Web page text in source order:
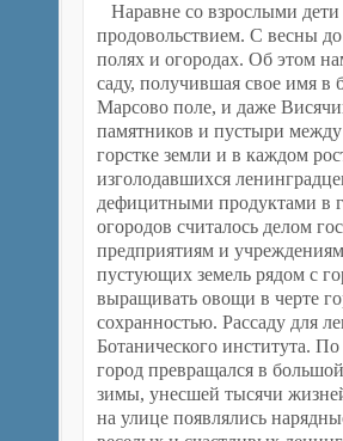
Наравне со взрослыми
продовольствием. С весны
полях и огородах. Об этом
саду, получившая свое имя
Марсово поле, и даже
памятников и пустыри
горстке земли и в каждом
изголодавшихся
дефицитными продуктами в
огородов считалось делом
предприятиям и
пустующих земель рядом с
выращивать овощи в черте
сохранностью. Рассаду для
Ботанического института.
город превращался в
зимы, унесшей тысячи
на улице появлялись